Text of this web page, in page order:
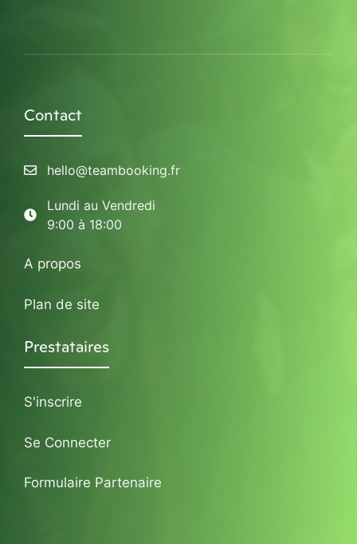
Contact
hello@teambooking.fr
Lundi au Vendredi
9:00 à 18:00
A propos
Plan de site
Prestataires
S'inscrire
Se Connecter
Formulaire Partenaire